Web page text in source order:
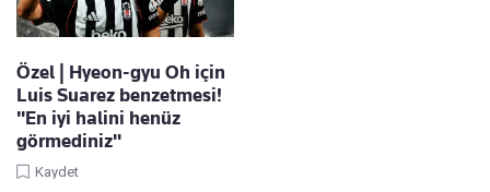
Özel | Hyeon-gyu Oh için
Luis Suarez benzetmesi!
"En iyi halini henüz
görmediniz"
Kaydet